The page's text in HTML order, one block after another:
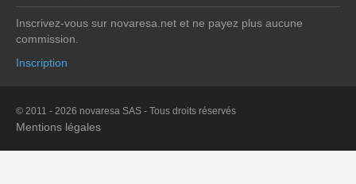
Inscrivez-vous sur novaresa.net et ne payez plus aucune
commission.
Inscription
© 2011 - 2026 novaresa SAS - Tous droits réservés
Mentions légales